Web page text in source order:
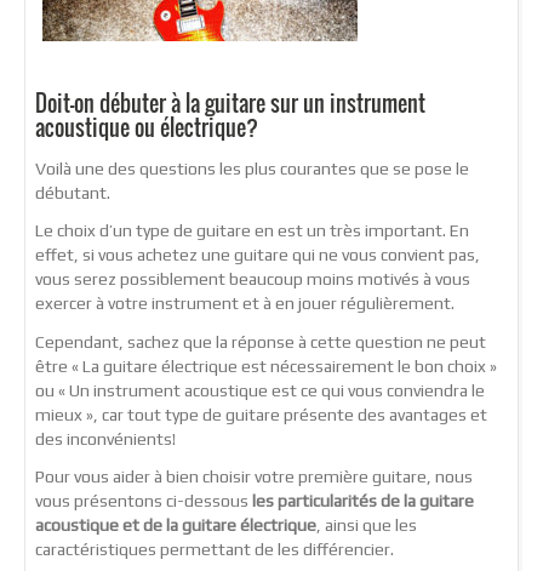
Doit-on débuter à la guitare sur un instrument
acoustique ou électrique?
Voilà une des questions les plus courantes que se pose le
débutant.
Le choix d’un type de guitare en est un très important. En
effet, si vous achetez une guitare qui ne vous convient pas,
vous serez possiblement beaucoup moins motivés à vous
exercer à votre instrument et à en jouer régulièrement.
Cependant, sachez que la réponse à cette question ne peut
être « La guitare électrique est nécessairement le bon choix »
ou « Un instrument acoustique est ce qui vous conviendra le
mieux », car tout type de guitare présente des avantages et
des inconvénients!
Pour vous aider à bien choisir votre première guitare, nous
vous présentons ci-dessous les particularités de la guitare
acoustique et de la guitare électrique , ainsi que les
caractéristiques permettant de les différencier.